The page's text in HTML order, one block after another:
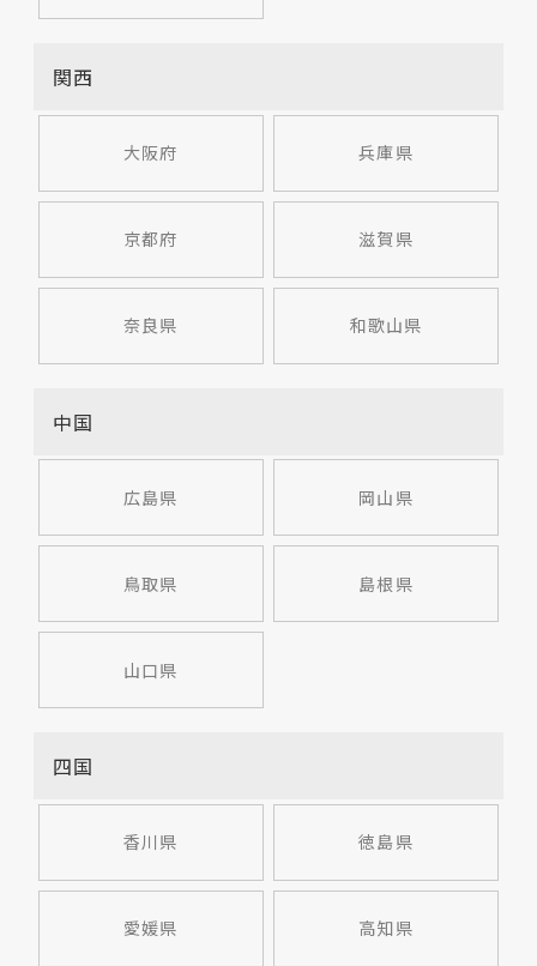
関西
大阪府 兵庫県
京都府 滋賀県
奈良県 和歌山県
中国
広島県 岡山県
鳥取県 島根県
山口県
四国
香川県 徳島県
愛媛県 高知県